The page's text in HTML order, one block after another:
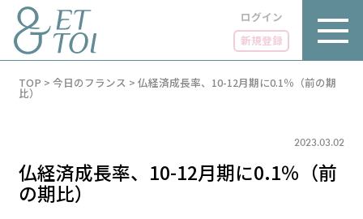
ログイン
新規登録
TOP > 今日のフランス > 仏経済成長率、10-12月期に0.1％（前の期
比）
2023.03.02
仏経済成長率、10-12月期に0.1％（前
の期比）